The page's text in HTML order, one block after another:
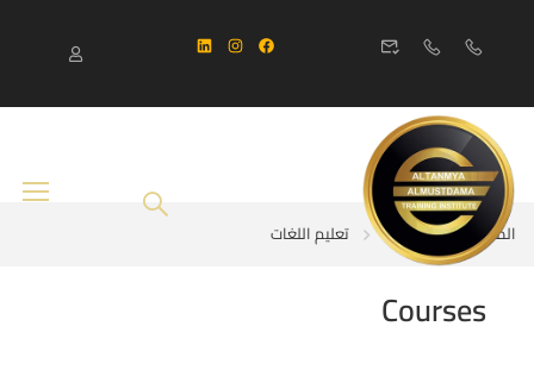
المنزل Courses تعليم اللغات
Courses